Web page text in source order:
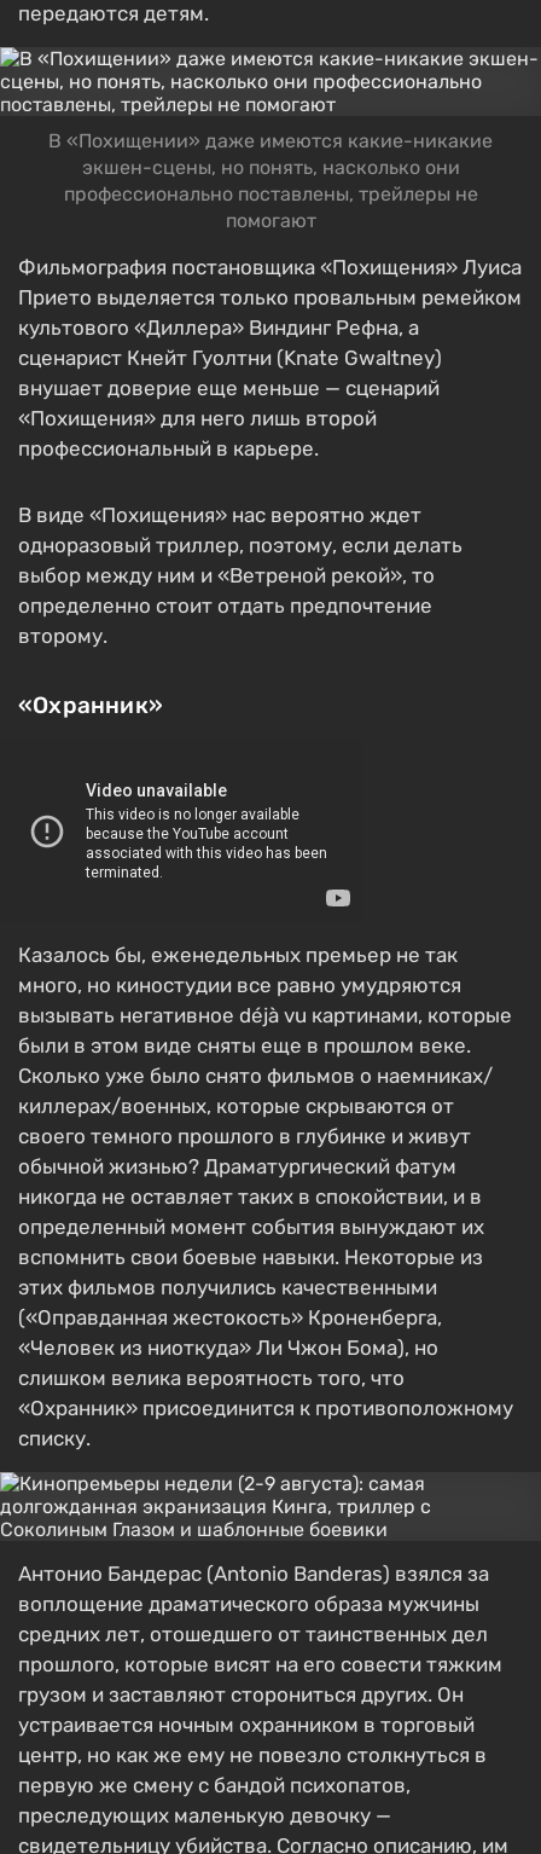
передаются детям.
В «Похищении» даже имеются какие-никакие
экшен-сцены, но понять, насколько они
профессионально поставлены, трейлеры не
помогают
Фильмография постановщика «Похищения» Луиса
Прието выделяется только провальным ремейком
культового «Диллера» Виндинг Рефна, а
сценарист Кнейт Гуолтни (Knate Gwaltney)
внушает доверие еще меньше — сценарий
«Похищения» для него лишь второй
профессиональный в карьере.
В виде «Похищения» нас вероятно ждет
одноразовый триллер, поэтому, если делать
выбор между ним и «Ветреной рекой», то
определенно стоит отдать предпочтение
второму.
«Охранник»
Казалось бы, еженедельных премьер не так
много, но киностудии все равно умудряются
вызывать негативное déjà vu картинами, которые
были в этом виде сняты еще в прошлом веке.
Сколько уже было снято фильмов о наемниках/
киллерах/военных, которые скрываются от
своего темного прошлого в глубинке и живут
обычной жизнью? Драматургический фатум
никогда не оставляет таких в спокойствии, и в
определенный момент события вынуждают их
вспомнить свои боевые навыки. Некоторые из
этих фильмов получились качественными
(«Оправданная жестокость» Кроненберга,
«Человек из ниоткуда» Ли Чжон Бома), но
слишком велика вероятность того, что
«Охранник» присоединится к противоположному
списку.
Антонио Бандерас (Antonio Banderas) взялся за
воплощение драматического образа мужчины
средних лет, отошедшего от таинственных дел
прошлого, которые висят на его совести тяжким
грузом и заставляют сторониться других. Он
устраивается ночным охранником в торговый
центр, но как же ему не повезло столкнуться в
первую же смену с бандой психопатов,
преследующих маленькую девочку —
свидетельницу убийства. Согласно описанию, им